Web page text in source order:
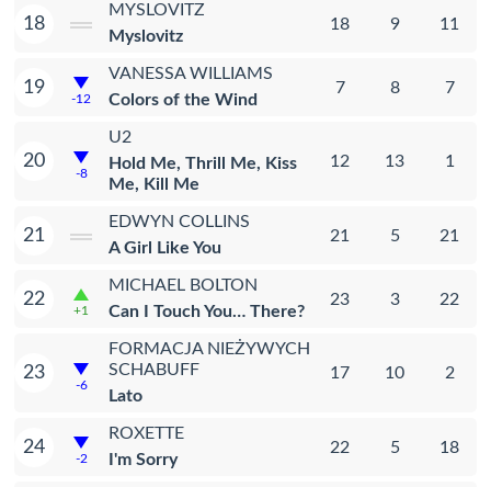
18
MYSLOVITZ
Myslovitz
18 9 11
19
-12
VANESSA WILLIAMS
Colors of the Wind
7 8 7
20
-8
U2
Hold Me, Thrill Me, Kiss
Me, Kill Me
12 13 1
21
EDWYN COLLINS
A Girl Like You
21 5 21
22
+1
MICHAEL BOLTON
Can I Touch You… There?
23 3 22
23
-6
FORMACJA NIEŻYWYCH
SCHABUFF
Lato
17 10 2
24
-2
ROXETTE
I'm Sorry
22 5 18